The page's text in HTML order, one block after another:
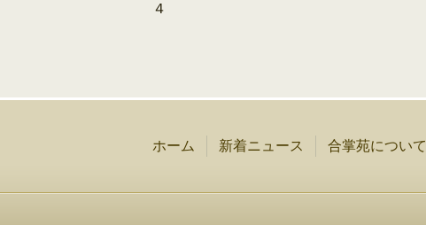
４
ホーム 新着ニュース 合掌苑について